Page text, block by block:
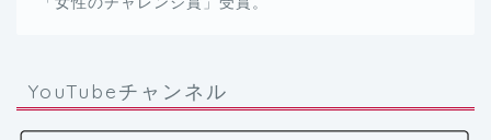
YouTubeチャンネル